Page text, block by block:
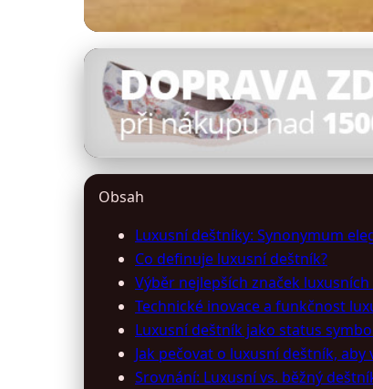
destniky-slunecniky.cz
Luxusní
8. 3. 2026· 9 min čtení · Autor: Kristýna Jelínková
Obsah
Luxusní deštníky: Synonymum
Co definuje luxusní deštník?
Výběr nejlepších značek
Technické inovace a funkčnost
Luxusní deštník jako status
Jak pečovat o luxusní deštník,
Srovnání: Luxusní vs. běžný